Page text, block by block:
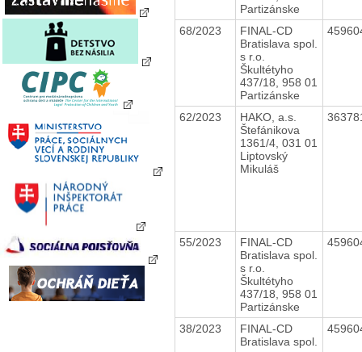
Partizánske
68/2023
FINAL-CD
Bratislava spol.
s r.o.
Škultétyho
437/18, 958 01
Partizánske
62/2023
HAKO, a.s.
Štefánikova
1361/4, 031 01
Liptovský
Mikuláš
55/2023
FINAL-CD
Bratislava spol.
s r.o.
Škultétyho
437/18, 958 01
Partizánske
38/2023
FINAL-CD
Bratislava spol.